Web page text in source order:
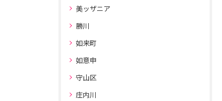
美ッザニア
勝川
如来町
如意申
守山区
庄内川